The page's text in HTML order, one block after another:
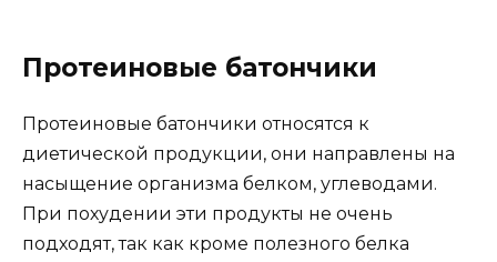
Протеиновые батончики
Протеиновые батончики относятся к
диетической продукции, они направлены на
насыщение организма белком, углеводами.
При похудении эти продукты не очень
подходят, так как кроме полезного белка